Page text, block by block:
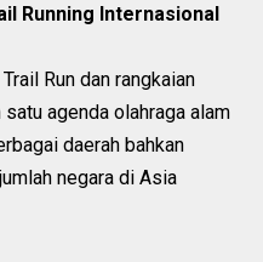
Running Internasional
Run dan rangkaian
agenda olahraga alam
daerah bahkan
negara di Asia